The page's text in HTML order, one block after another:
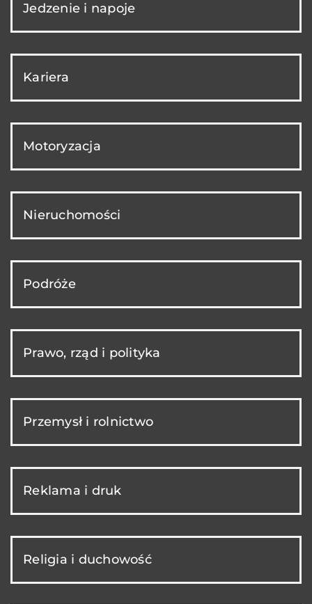
Jedzenie i napoje
Kariera
Motoryzacja
Nieruchomości
Podróże
Prawo, rząd i polityka
Przemysł i rolnictwo
Reklama i druk
Religia i duchowość